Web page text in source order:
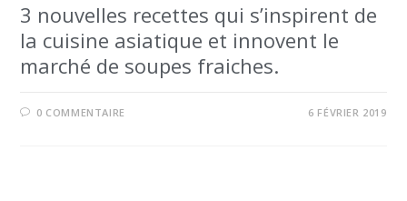
3 nouvelles recettes qui s’inspirent de
la cuisine asiatique et innovent le
marché de soupes fraiches.
0 COMMENTAIRE 6 FÉVRIER 2019